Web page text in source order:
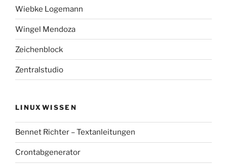
Wiebke Logemann
Wingel Mendoza
Zeichenblock
Zentralstudio
LINUXWISSEN
Bennet Richter – Textanleitungen
Crontabgenerator